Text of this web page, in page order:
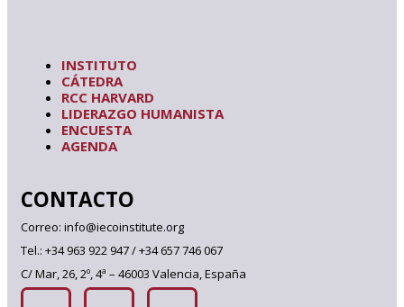
INSTITUTO
CÁTEDRA
RCC HARVARD
LIDERAZGO HUMANISTA
ENCUESTA
AGENDA
CONTACTO
Correo: info@iecoinstitute.org
Tel.: +34 963 922 947 / +34 657 746 067
C/ Mar, 26, 2º, 4ª – 46003 Valencia, España